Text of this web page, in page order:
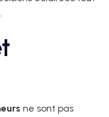
ne sont pas